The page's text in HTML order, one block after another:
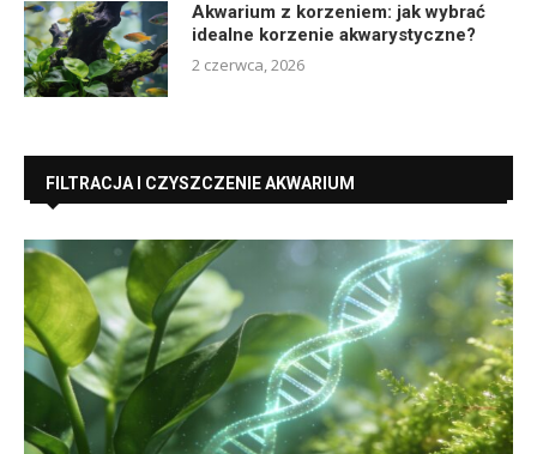
Akwarium z korzeniem: jak wybrać
idealne korzenie akwarystyczne?
2 czerwca, 2026
FILTRACJA I CZYSZCZENIE AKWARIUM